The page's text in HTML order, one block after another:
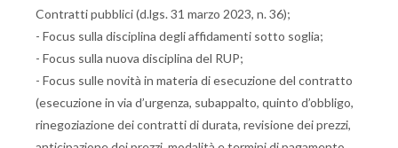
Contratti pubblici (d.lgs. 31 marzo 2023, n. 36);
- Focus sulla disciplina degli affidamenti sotto soglia;
- Focus sulla nuova disciplina del RUP;
- Focus sulle novità in materia di esecuzione del contratto
(esecuzione in via d’urgenza, subappalto, quinto d’obbligo,
rinegoziazione dei contratti di durata, revisione dei prezzi,